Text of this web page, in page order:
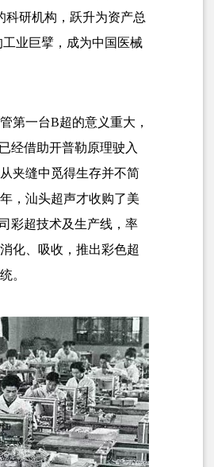
科研机构，跃升为资产总
工业巨擘，成为中国医械
第一台B超的意义重大，
经借助开普勒原理驶入
夹缝中觅得生存并不简
，汕头超声才收购了美
彩超技术及生产线，率
化、吸收，推出彩色超
。